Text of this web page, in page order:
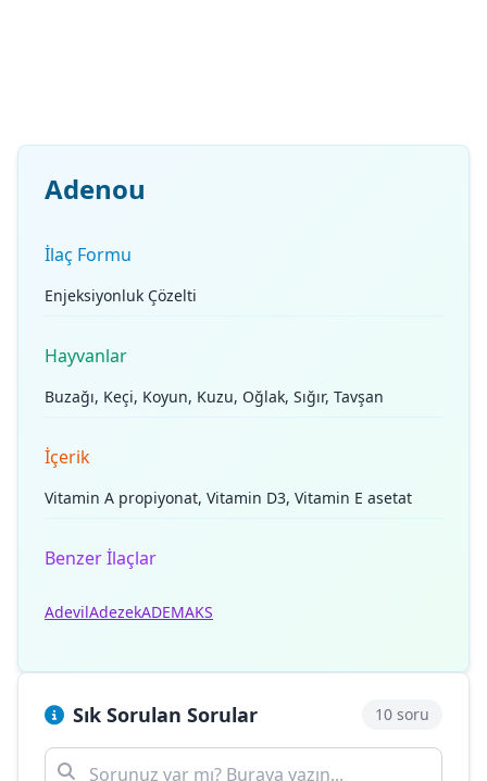
Adenou
İlaç Formu
Enjeksiyonluk Çözelti
Hayvanlar
Buzağı, Keçi, Koyun, Kuzu, Oğlak, Sığır, Tavşan
İçerik
Vitamin A propiyonat, Vitamin D3, Vitamin E asetat
Benzer İlaçlar
AdevilAdezekADEMAKS
Sık Sorulan Sorular 10 soru